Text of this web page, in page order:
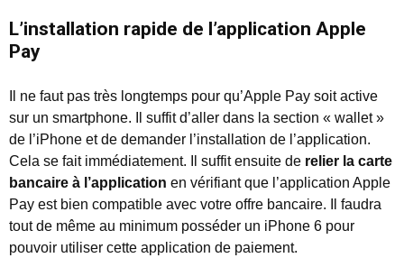
L’installation rapide de l’application Apple
Pay
Il ne faut pas très longtemps pour qu’Apple Pay soit active
sur un smartphone. Il suffit d’aller dans la section « wallet »
de l’iPhone et de demander l’installation de l’application.
Cela se fait immédiatement. Il suffit ensuite de relier la carte
bancaire à l’application en vérifiant que l’application Apple
Pay est bien compatible avec votre offre bancaire. Il faudra
tout de même au minimum posséder un iPhone 6 pour
pouvoir utiliser cette application de paiement.